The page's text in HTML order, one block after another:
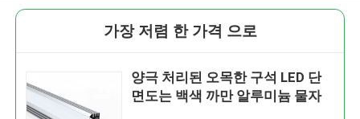
가장 저렴 한 가격 으로
양극 처리된 오목한 구석 LED 단
면도는 백색 까만 알루미늄 물자